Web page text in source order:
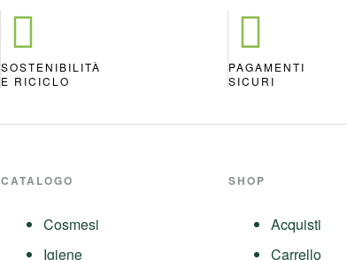
SOSTENIBILITÀ
E RICICLO
PAGAMENTI
SICURI
CATALOGO
Cosmesi
Igiene
SHOP
Acquisti
Carrello